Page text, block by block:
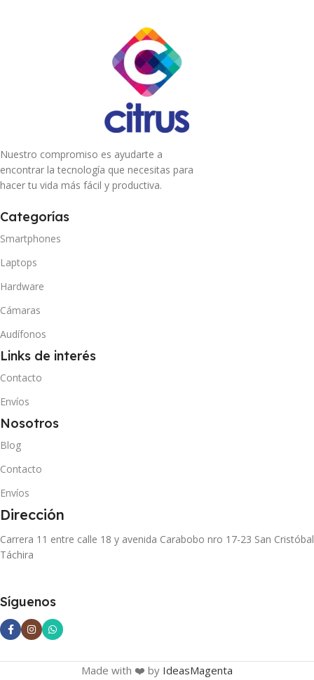
Nuestro compromiso es ayudarte a
encontrar la tecnología que necesitas para
hacer tu vida más fácil y productiva.
Categorías
Smartphones
Laptops
Hardware
Cámaras
Audífonos
Links de interés
Contacto
Envíos
Nosotros
Blog
Contacto
Envíos
Dirección
Carrera 11 entre calle 18 y avenida Carabobo nro 17-23 San Cristóbal
Táchira
Síguenos
Made with ❤️ by IdeasMagenta